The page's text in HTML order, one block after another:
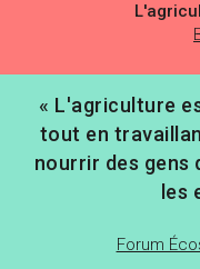
« L'agriculture
tout en
nourrir des gens
les
Forum